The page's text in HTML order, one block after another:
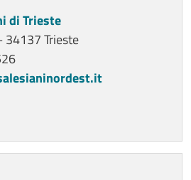
di Trieste
34137 Trieste